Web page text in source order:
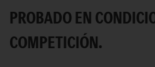
PROBADO EN
COMPETICIÓN.